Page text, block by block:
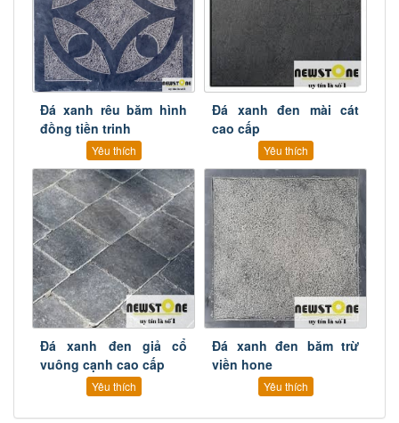
Đá xanh rêu băm hình
đồng tiền trinh
Yêu thích
Đá xanh đen mài cát
cao cấp
Yêu thích
Đá xanh đen giả cổ
vuông cạnh cao cấp
Yêu thích
Đá xanh đen băm trừ
viền hone
Yêu thích